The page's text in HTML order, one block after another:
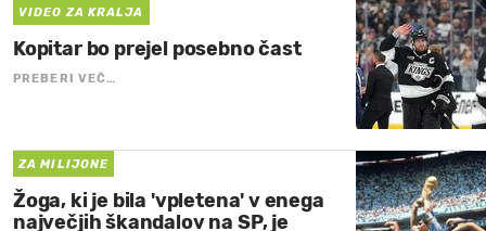
VIDEO ZA KRALJA
Kopitar bo prejel posebno čast
PREBERI VEČ…
ZA MILIJONE
Žoga, ki je bila 'vpletena' v enega
največjih škandalov na SP, je